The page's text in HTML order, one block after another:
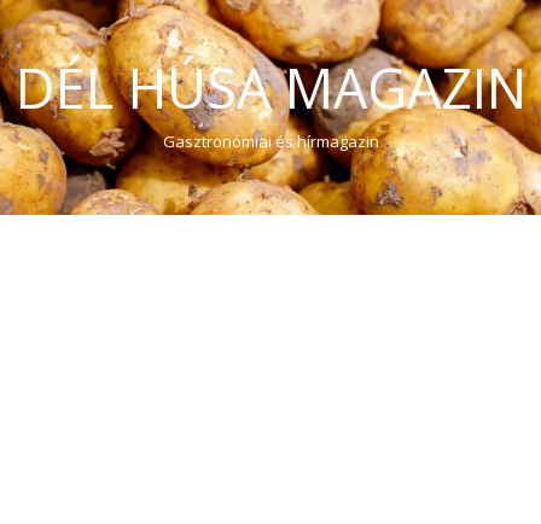
DÉL HÚSA MAGAZIN
Gasztronómiai és hírmagazin